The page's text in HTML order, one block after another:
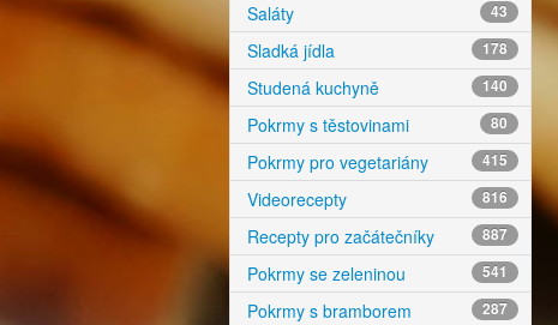
Saláty 43
Sladká jídla 178
Studená kuchyně 140
Pokrmy s těstovinami 80
Pokrmy pro vegetariány 415
Videorecepty 816
Recepty pro začátečníky 887
Pokrmy se zeleninou 541
Pokrmy s bramborem 287